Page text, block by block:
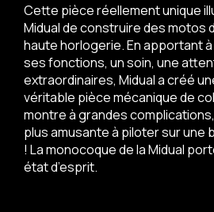
Cette pièce réellement unique
Midual de construire des motos
haute horlogerie. En apportant à
ses fonctions, un soin, une
extraordinaires, Midual a créé
véritable pièce mécanique de
montre à grandes
plus amusante à piloter sur une
! La monocoque de la Midual
état d’esprit.